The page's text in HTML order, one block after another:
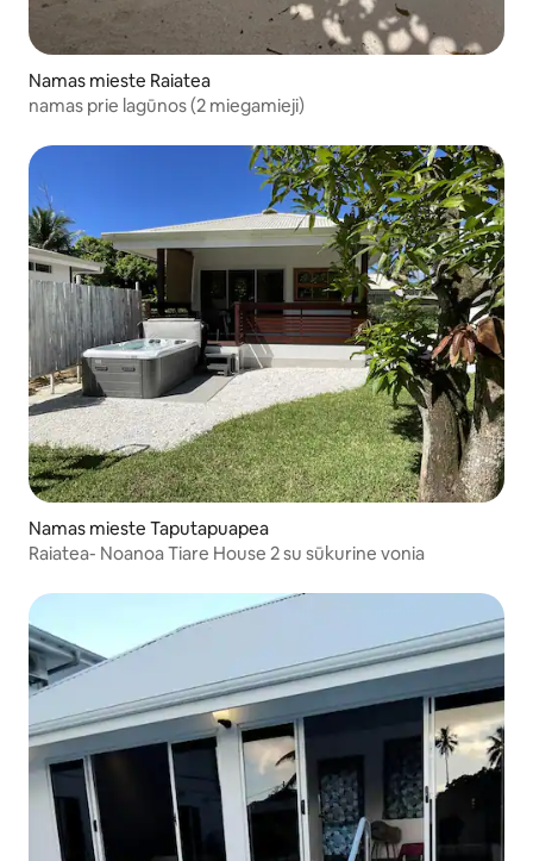
Namas mieste Raiatea
namas prie lagūnos (2 miegamieji)
Namas mieste Taputapuapea
Raiatea- Noanoa Tiare House 2 su sūkurine vonia